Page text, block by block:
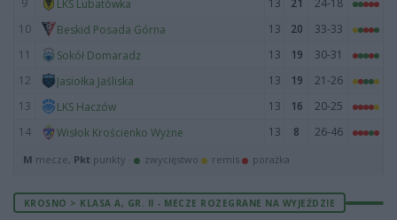
9 LKS Lubatówka 13 21
24-18
10
Beskid Posada Górna 13 20
33-33
11
Sokół Domaradz 13 19
30-31
12
Jasiołka Jaśliska 13 19
21-26
13
LKS Haczów 13 16
20-25
14
Wisłok Krościenko Wyżne 13 8 26-46
M mecze, Pkt punkty · zwycięstwo remis porażka
KROSNO > KLASA A, GR. II - MECZE ROZEGRANE NA WYJEŹDZIE